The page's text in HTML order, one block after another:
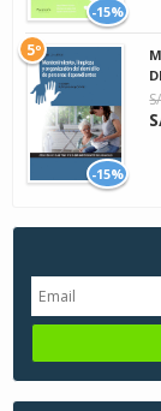
-15%
-15%
5º